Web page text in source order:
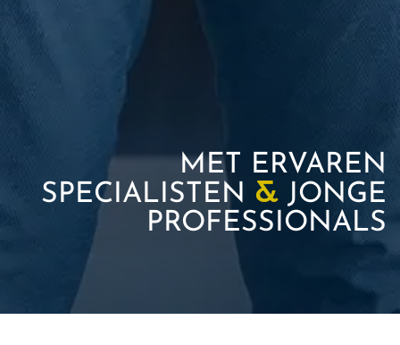
MET ERVAREN
SPECIALISTEN & JONGE
PROFESSIONALS